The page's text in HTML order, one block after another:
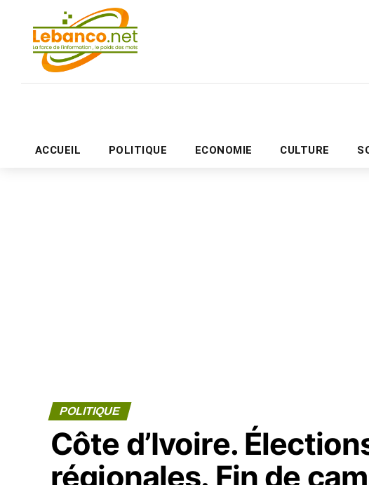
ACCUEIL POLITIQUE ECONOMIE CULTURE
POLITIQUE
Côte d’Ivoire.
régionales. Fin de